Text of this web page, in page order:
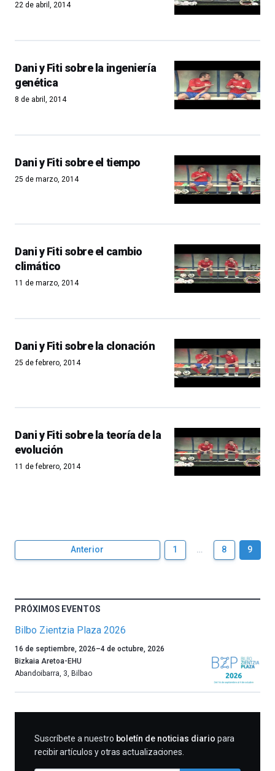
22 de abril, 2014
Dani y Fiti sobre la ingeniería
genética
8 de abril, 2014
Dani y Fiti sobre el tiempo
25 de marzo, 2014
Dani y Fiti sobre el cambio
climático
11 de marzo, 2014
Dani y Fiti sobre la clonación
25 de febrero, 2014
Dani y Fiti sobre la teoría de la
evolución
11 de febrero, 2014
Anterior 1 … 8 9
PRÓXIMOS EVENTOS
Bilbo Zientzia Plaza 2026
Un
año
más,
16 de septiembre, 2026–4 de octubre, 2026
Bizkaia Aretoa-EHU
Abandoibarra, 3, Bilbao
SUSCRIBIRME
Suscríbete a nuestro boletín de noticias diario para
recibir artículos y otras actualizaciones.